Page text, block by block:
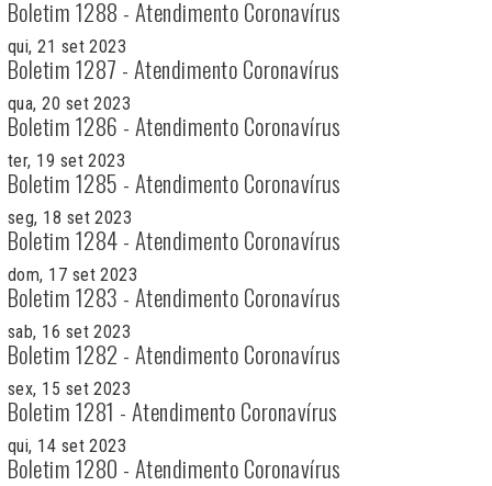
Boletim 1288 - Atendimento Coronavírus
qui, 21 set 2023
Boletim 1287 - Atendimento Coronavírus
qua, 20 set 2023
Boletim 1286 - Atendimento Coronavírus
ter, 19 set 2023
Boletim 1285 - Atendimento Coronavírus
seg, 18 set 2023
Boletim 1284 - Atendimento Coronavírus
dom, 17 set 2023
Boletim 1283 - Atendimento Coronavírus
sab, 16 set 2023
Boletim 1282 - Atendimento Coronavírus
sex, 15 set 2023
Boletim 1281 - Atendimento Coronavírus
qui, 14 set 2023
Boletim 1280 - Atendimento Coronavírus